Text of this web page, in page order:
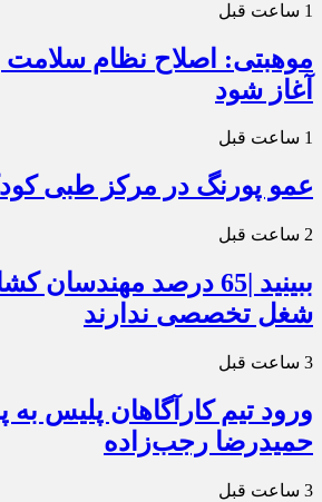
1 ساعت قبل
موهبتی: اصلاح نظام سلامت
آغاز شود
1 ساعت قبل
عمو پورنگ در مرکز طبی
2 ساعت قبل
ببینید |65 درصد
شغل تخصصی ندارند
3 ساعت قبل
ورود تیم کارآگاهان پلیس به
حمیدرضا رجب‌زاده
3 ساعت قبل